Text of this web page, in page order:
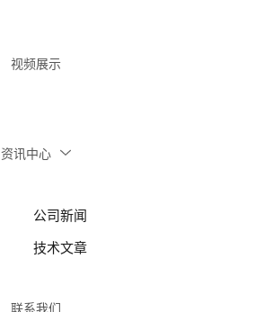
视频展示
资讯中心
公司新闻
技术文章
联系我们